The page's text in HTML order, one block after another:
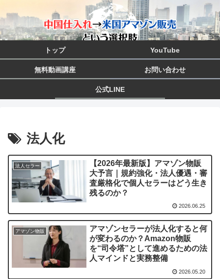
トップ YouTube
無料動画講座 お問い合わせ
公式LINE
法人化
法人セラー
【2026年最新版】アマゾン物販
大予言｜規約強化・法人優遇・審
査厳格化で個人セラーはどう生き
残るのか？
2026.06.25
アマゾン物販
アマゾンセラーが法人化すると何
が変わるのか？Amazon物販
を“司令塔”として進めるための法
人マインドと実務整備
2026.05.20